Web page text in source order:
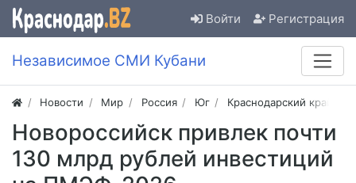
Войти Регистрация
Независимое СМИ Кубани
Новости Мир Россия Юг Краснодарский край
Новороссийск привлек почти
130 млрд рублей инвестиций